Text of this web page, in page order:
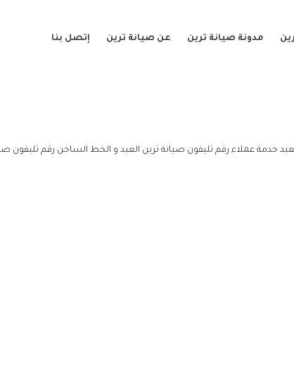
مدونة صيانة ترين عن صيانة ترين إتصل بنا
خدمة عملاء رقم تليفون صيانة ترين العبد و الخط الساخن رقم تليفون